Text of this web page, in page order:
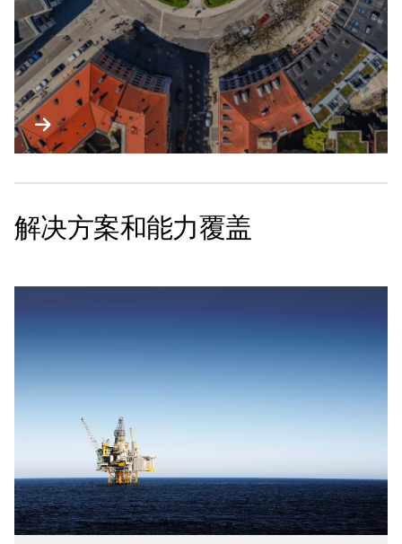
解决方案和能力覆盖